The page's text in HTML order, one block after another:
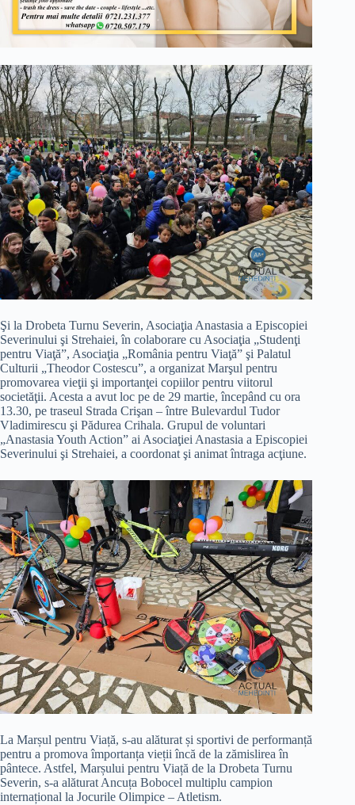
Şi la Drobeta Turnu Severin, Asociaţia Anastasia a Episcopiei
Severinului şi Strehaiei, în colaborare cu Asociaţia „Studenţi
pentru Viaţă”, Asociaţia „România pentru Viaţă” şi Palatul
Culturii „Theodor Costescu”, a organizat Marşul pentru
promovarea vieţii şi importanţei copiilor pentru viitorul
societăţii. Acesta a avut loc pe de 29 martie, începând cu ora
13.30, pe traseul Strada Crişan – între Bulevardul Tudor
Vladimirescu şi Pădurea Crihala. Grupul de voluntari
„Anastasia Youth Action” ai Asociaţiei Anastasia a Episcopiei
Severinului şi Strehaiei, a coordonat şi animat întraga acţiune.
La Marșul pentru Viață, s-au alăturat și sportivi de performanță
pentru a promova împortanța vieții încă de la zămislirea în
pântece. Astfel, Marșului pentru Viață de la Drobeta Turnu
Severin, s-a alăturat Ancuța Bobocel multiplu campion
internațional la Jocurile Olimpice – Atletism.